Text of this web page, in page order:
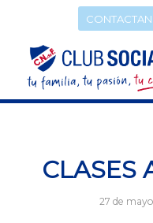
CLASES
27 de